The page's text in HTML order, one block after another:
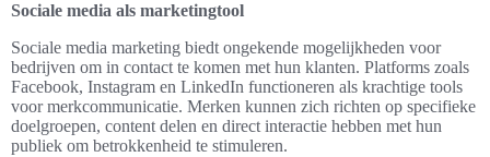
Sociale media als marketingtool
Sociale media marketing biedt ongekende mogelijkheden voor
bedrijven om in contact te komen met hun klanten. Platforms zoals
Facebook, Instagram en LinkedIn functioneren als krachtige tools
voor merkcommunicatie. Merken kunnen zich richten op specifieke
doelgroepen, content delen en direct interactie hebben met hun
publiek om betrokkenheid te stimuleren.